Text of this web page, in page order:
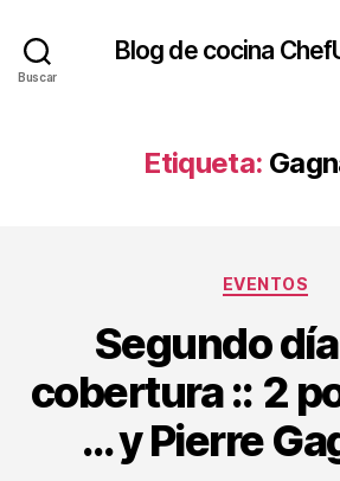
Buscar
Blog de cocina
Etiqueta:
EVENTOS
Segundo
cobertura :: 2
… y Pierre